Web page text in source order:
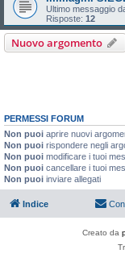
Ultimo messaggio
Risposte: 12
Nuovo argomento
PERMESSI FORUM
Non puoi aprire nuovi
Non puoi rispondere negli
Non puoi modificare i tuoi
Non puoi cancellare i tuoi
Non puoi inviare allegati
Indice
Creato da